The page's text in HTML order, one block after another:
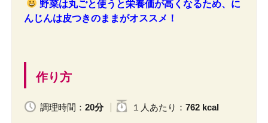
野菜は丸ごと使うと栄養価が高くなるため、に
んじんは皮つきのままがオススメ！
作り方
調理時間： 20分 １人 あたり ： 762 kcal